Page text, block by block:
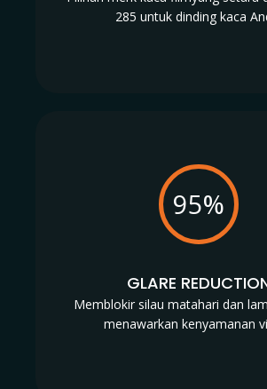
285 untuk dinding kaca
95%
GLARE
Memblokir silau matahari dan
menawarkan kenyamanan